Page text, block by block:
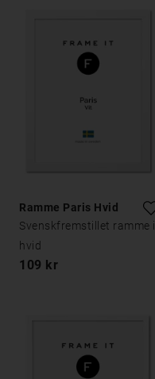
Ramme Paris Hvid
Svenskfremstillet ramme i
hvid
109 kr